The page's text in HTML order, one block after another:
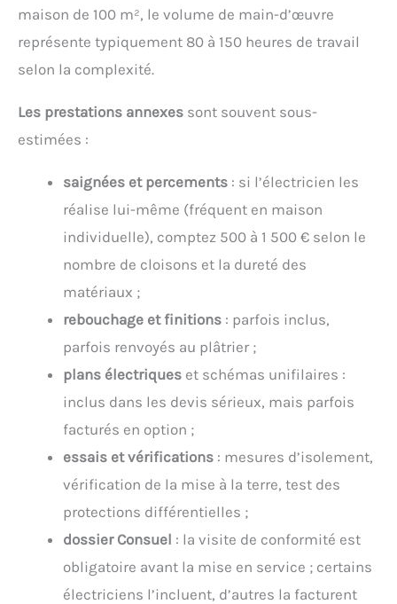
maison de 100 m², le volume de main-d’œuvre
représente typiquement 80 à 150 heures de travail
selon la complexité.
Les prestations annexes sont souvent sous-
estimées :
saignées et percements : si l’électricien les
réalise lui-même (fréquent en maison
individuelle), comptez 500 à 1 500 € selon le
nombre de cloisons et la dureté des
matériaux ;
rebouchage et finitions : parfois inclus,
parfois renvoyés au plâtrier ;
plans électriques et schémas unifilaires :
inclus dans les devis sérieux, mais parfois
facturés en option ;
essais et vérifications : mesures d’isolement,
vérification de la mise à la terre, test des
protections différentielles ;
dossier Consuel : la visite de conformité est
obligatoire avant la mise en service ; certains
électriciens l’incluent, d’autres la facturent